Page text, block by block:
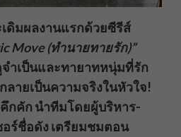
ดิมผลงานแรกด้วยซีรีส์
Move (ทำนายทายรัก)”
ำเป็นและทายาทหนุ่มที่รัก
ลายเป็นความจริงในหัวใจ!
กคัก นำทีมโดยผู้บริหาร-
ร์ชื่อดัง เตรียมชมตอน